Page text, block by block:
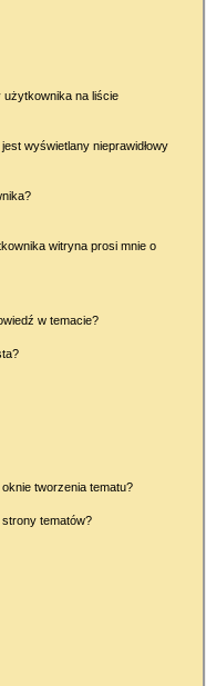
użytkownika na liście
wyświetlany nieprawidłowy
witryna prosi mnie o
w temacie?
tworzenia tematu?
tematów?